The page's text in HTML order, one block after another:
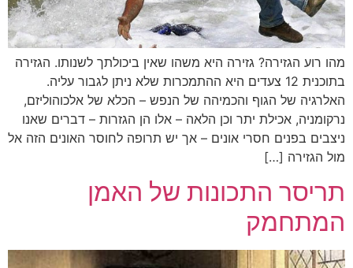
מהו רוע הגזירה? גזירה היא משהו שאין ביכולתך לשנותו. הגזירה
בתוכנית 12 צעדים היא ההתמכרות שלא ניתן לגבור עליה.
האלרגיה של הגוף והכמיהה של הנפש – הכלא של אלכוהוליזם,
נרקומניה, אכילת יתר וכן הלאה – אלו הן הגזרות – דברים שאנו
ניצבים בפנים חסרי אונים – אך יש תרופה לחוסר האונים הזה אל
מול הגזירה […]
תריסר התכונות של האמן
המתחמק